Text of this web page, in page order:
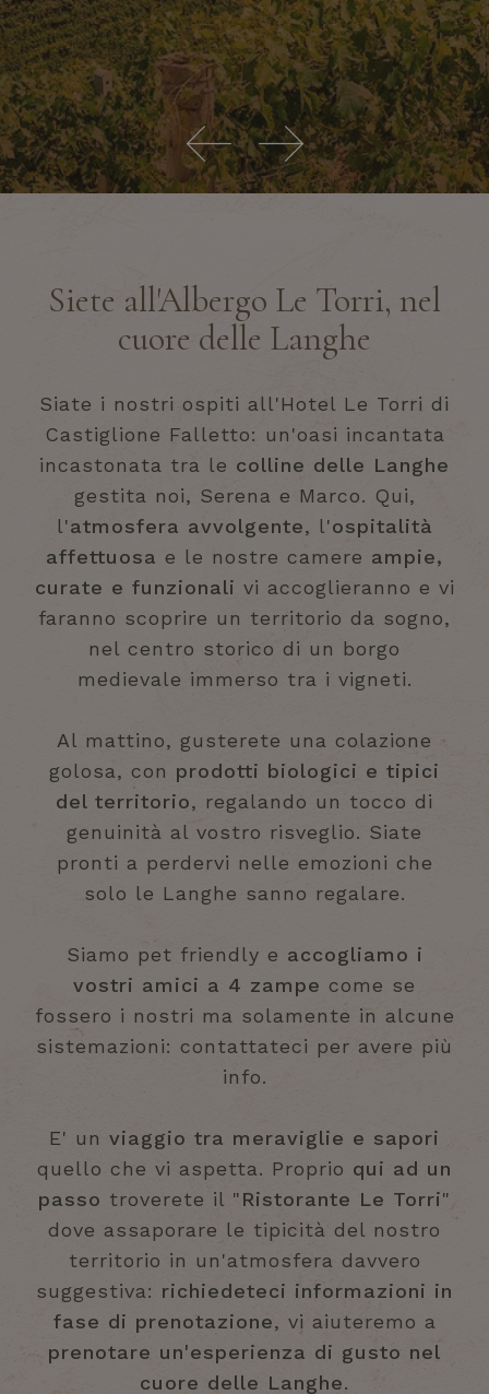
Siete all'Albergo Le Torri, nel
cuore delle Langhe
Siate i nostri ospiti all'Hotel Le Torri di
Castiglione Falletto: un'oasi incantata
incastonata tra le colline delle Langhe
gestita noi, Serena e Marco. Qui,
l'atmosfera avvolgente, l'ospitalità
affettuosa e le nostre camere ampie,
curate e funzionali vi accoglieranno e vi
faranno scoprire un territorio da sogno,
nel centro storico di un borgo
medievale immerso tra i vigneti.
Al mattino, gusterete una colazione
golosa, con prodotti biologici e tipici
del territorio, regalando un tocco di
genuinità al vostro risveglio. Siate
pronti a perdervi nelle emozioni che
solo le Langhe sanno regalare.
Siamo pet friendly e accogliamo i
vostri amici a 4 zampe come se
fossero i nostri ma solamente in alcune
sistemazioni: contattateci per avere più
info.
E' un viaggio tra meraviglie e sapori
quello che vi aspetta. Proprio qui ad un
passo troverete il "Ristorante Le Torri"
dove assaporare le tipicità del nostro
territorio in un'atmosfera davvero
suggestiva: richiedeteci informazioni in
fase di prenotazione, vi aiuteremo a
prenotare un'esperienza di gusto nel
cuore delle Langhe.